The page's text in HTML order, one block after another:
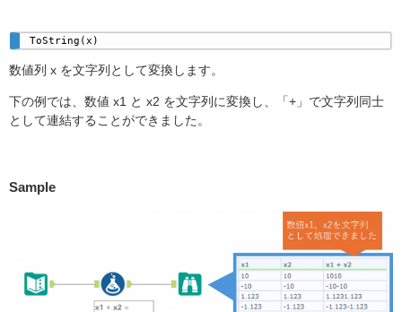
ToString(x)
数値列 x を文字列として変換します。
下の例では、数値 x1 と x2 を文字列に変換し、「+」で文字列同士
として連結することができました。
Sample